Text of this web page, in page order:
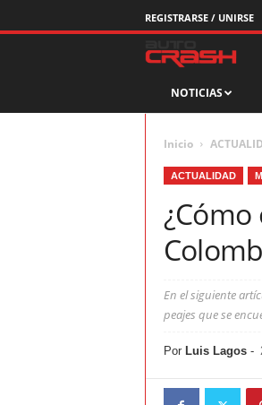
REGISTRARSE / UNIRSE
NOTICIAS
Inicio
ACTUALIDAD
En el siguiente
peajes que se
Por Luis Lagos-